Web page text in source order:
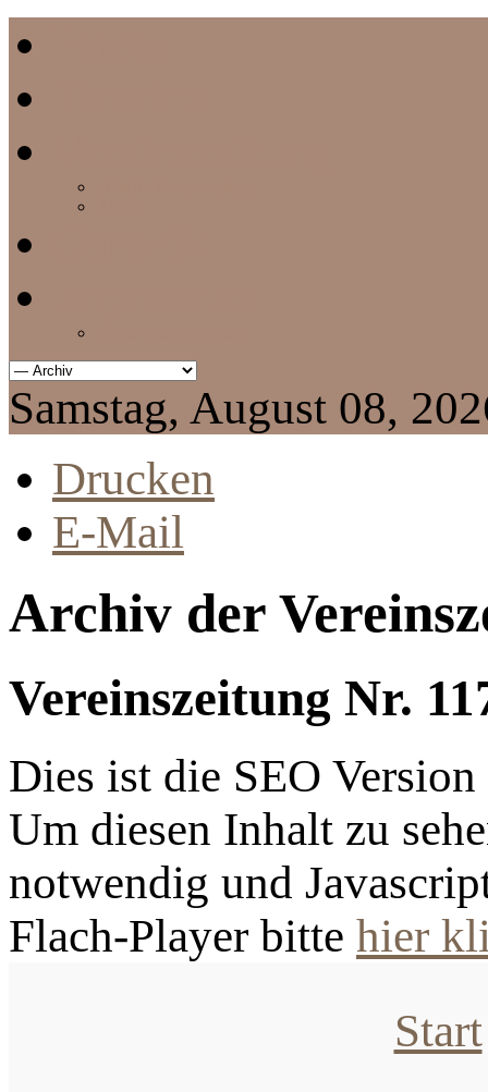
Samstag, August 08,
Drucken
E-Mail
Archiv der
Vereinszeitung Nr.
Dies ist die SEO
Um diesen Inhalt zu
notwendig und
Flach-Player bitte hier
Start